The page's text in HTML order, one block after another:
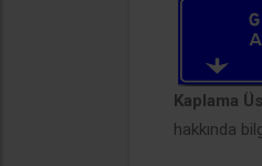
Kaplama
hakkında